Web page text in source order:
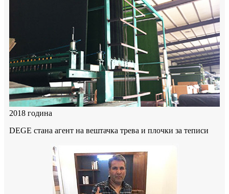
2018 година
DEGE стана агент на вештачка трева и плочки за теписи